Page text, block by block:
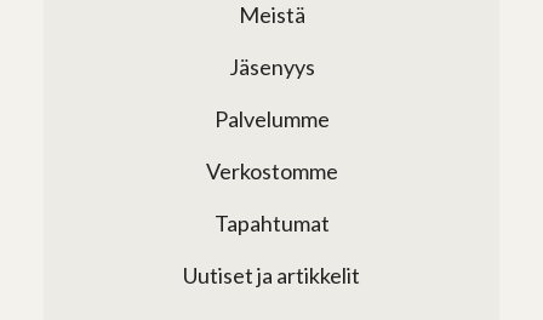
Meistä
Jäsenyys
Palvelumme
Verkostomme
Tapahtumat
Uutiset ja artikkelit